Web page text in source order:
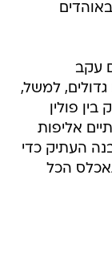
עקב
גדולים, למשל,
פולין
שתסתיים אליפות
העתיק כדי
הכל